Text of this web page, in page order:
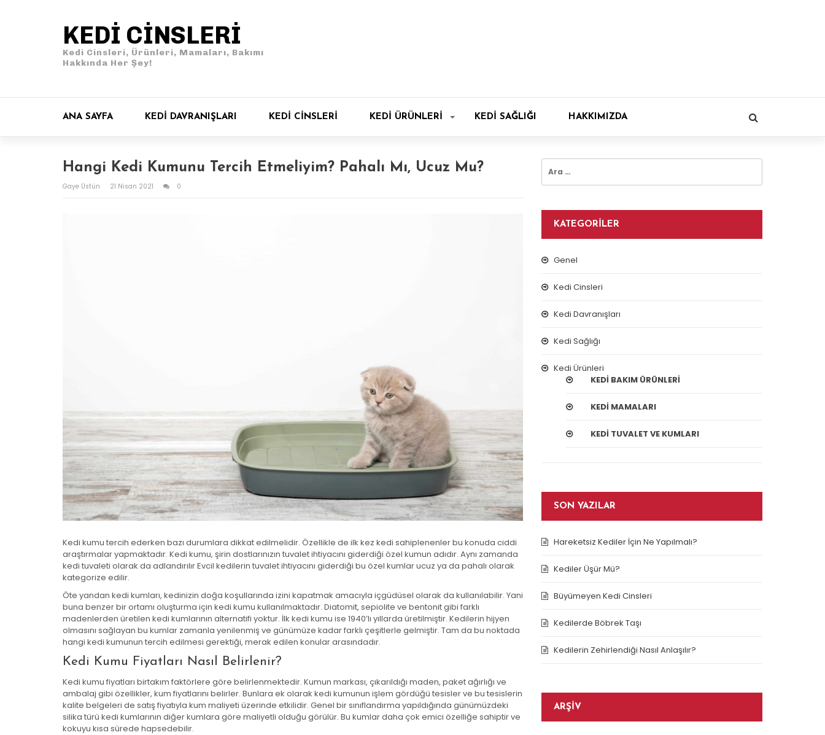
KEDI CINSLERI
Kedi Cinsleri, Ürünleri, Mamaları, Bakımı
Hakkında Her Şey!
ANA SAYFA KEDI DAVRANIŞLARI KEDI CINSLERI KEDI ÜRÜNLERI KEDI SAĞLIĞI HAKKIMIZDA
Hangi Kedi Kumunu Tercih Etmeliyim? Pahalı Mı, Ucuz Mu?
Gaye Üstün 21 Nisan 2021 0
Kedi kumu tercih ederken bazı durumlara dikkat edilmelidir. Özellikle de ilk kez kedi sahiplenenler bu konuda ciddi
araştırmalar yapmaktadır. Kedi kumu, şirin dostlarınızın tuvalet ihtiyacını giderdiği özel kumun adıdır. Aynı zamanda
kedi tuvaleti olarak da adlandırılır Evcil kedilerin tuvalet ihtiyacını giderdiği bu özel kumlar ucuz ya da pahalı olarak
kategorize edilir.
Öte yandan kedi kumları, kedinizin doğa koşullarında izini kapatmak amacıyla içgüdüsel olarak da kullanılabilir. Yani
buna benzer bir ortamı oluşturma için kedi kumu kullanılmaktadır. Diatomit, sepiolite ve bentonit gibi farklı
madenlerden üretilen kedi kumlarının alternatifi yoktur. İlk kedi kumu ise 1940’lı yıllarda üretilmiştir. Kedilerin hijyen
olmasını sağlayan bu kumlar zamanla yenilenmiş ve günümüze kadar farklı çeşitlerle gelmiştir. Tam da bu noktada
hangi kedi kumunun tercih edilmesi gerektiği, merak edilen konular arasındadır.
Kedi Kumu Fiyatları Nasıl Belirlenir?
Kedi kumu fiyatları birtakım faktörlere göre belirlenmektedir. Kumun markası, çıkarıldığı maden, paket ağırlığı ve
ambalaj gibi özellikler, kum fiyatlarını belirler. Bunlara ek olarak kedi kumunun işlem gördüğü tesisler ve bu tesislerin
kalite belgeleri de satış fiyatıyla kum maliyeti üzerinde etkilidir. Genel bir sınıflandırma yapıldığında günümüzdeki
silika türü kedi kumlarının diğer kumlara göre maliyetli olduğu görülür. Bu kumlar daha çok emici özelliğe sahiptir ve
kokuyu kısa sürede hapsedebilir.
Arama:
KATEGORILER
Genel
Kedi Cinsleri
Kedi Davranışları
Kedi Sağlığı
Kedi Ürünleri
KEDI BAKIM ÜRÜNLERI
KEDI MAMALARI
KEDI TUVALET VE KUMLARI
SON YAZILAR
Hareketsiz Kediler İçin Ne Yapılmalı?
Kediler Üşür Mü?
Büyümeyen Kedi Cinsleri
Kedilerde Böbrek Taşı
Kedilerin Zehirlendiği Nasıl Anlaşılır?
ARŞIV